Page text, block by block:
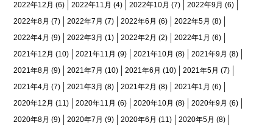
2022年12月 (6) 2022年11月 (4) 2022年10月 (7) 2022年9月 (6)
2022年8月 (7) 2022年7月 (7) 2022年6月 (6) 2022年5月 (8)
2022年4月 (9) 2022年3月 (1) 2022年2月 (2) 2022年1月 (6)
2021年12月 (10) 2021年11月 (9) 2021年10月 (8) 2021年9月 (8)
2021年8月 (9) 2021年7月 (10) 2021年6月 (10) 2021年5月 (7)
2021年4月 (7) 2021年3月 (8) 2021年2月 (8) 2021年1月 (6)
2020年12月 (11) 2020年11月 (6) 2020年10月 (8) 2020年9月 (6)
2020年8月 (9) 2020年7月 (9) 2020年6月 (11) 2020年5月 (8)